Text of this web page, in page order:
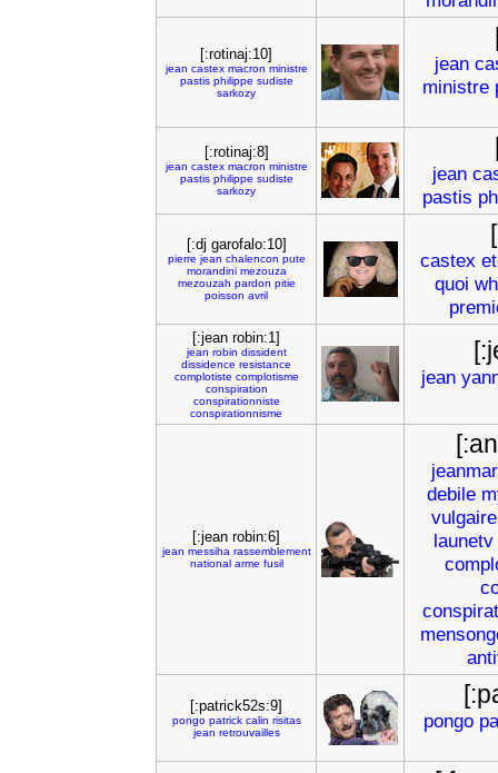
[:rotinaj:10]
jean castex macron ministre
pastis philippe sudiste
sarkozy
jean
ministre
[:rotinaj:8]
jean castex macron ministre
pastis philippe sudiste
sarkozy
jean
pastis
[:dj garofalo:10]
pierre jean chalencon pute
morandini mezouza
mezouzah pardon pitie
poisson avril
castex
quoi
[:jean robin:1]
jean robin dissident
dissidence resistance
complotiste complotisme
conspiration
conspirationniste
conspirationnisme
jean
[:jean robin:6]
jean messiha rassemblement
national arme fusil
debile
vulgaire
launetv
[:patrick52s:9]
pongo patrick calin risitas
jean retrouvailles
pongo